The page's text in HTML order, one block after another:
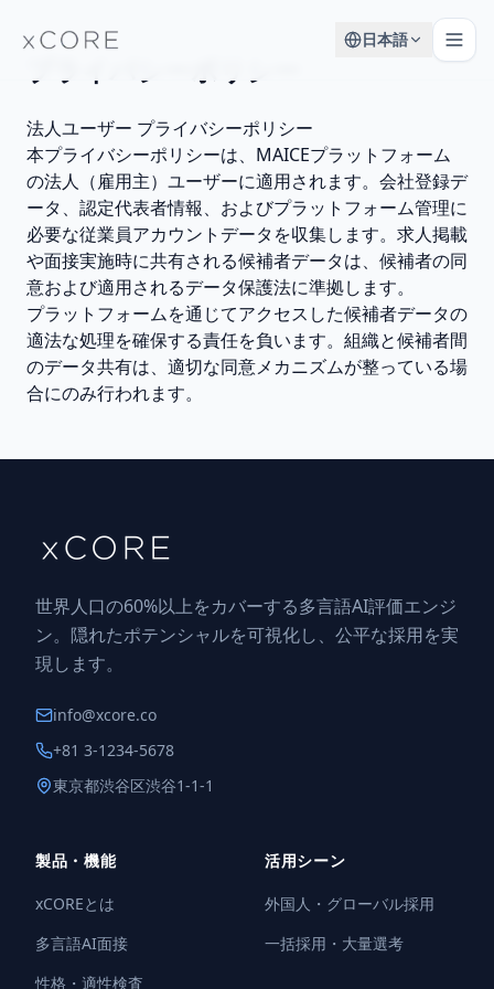
日本語
法人ユーザー プライバシーポリシー
本プライバシーポリシーは、MAICEプラットフォーム
の法人（雇用主）ユーザーに適用されます。会社登録デ
ータ、認定代表者情報、およびプラットフォーム管理に
必要な従業員アカウントデータを収集します。求人掲載
や面接実施時に共有される候補者データは、候補者の同
意および適用されるデータ保護法に準拠します。
プラットフォームを通じてアクセスした候補者データの
適法な処理を確保する責任を負います。組織と候補者間
のデータ共有は、適切な同意メカニズムが整っている場
合にのみ行われます。
世界人口の60%以上をカバーする多言語AI評価エンジ
ン。隠れたポテンシャルを可視化し、公平な採用を実
現します。
info@xcore.co
+81 3-1234-5678
東京都渋谷区渋谷1-1-1
製品・機能
xCOREとは
多言語AI面接
性格・適性検査
活用シーン
外国人・グローバル採用
一括採用・大量選考